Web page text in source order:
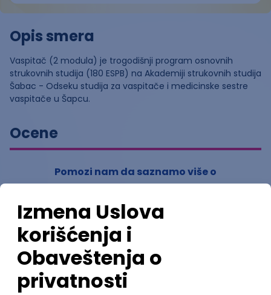
Opis smera
Vaspitač (2 modula) je trogodišnji program osnovnih
strukovnih studija (180 ESPB) na Akademiji strukovnih studija
Šabac - Odseku studija za vaspitače i medicinske sestre
vaspitače u Šapcu.
Ocene
Pomozi nam da saznamo više o
ovom smeru
(
Ostavi ocenu